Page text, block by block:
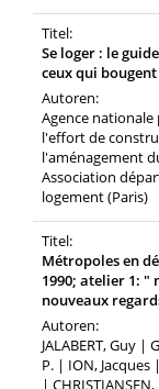
Titel:
Se loger : le
ceux qui bougent
Autoren:
Agence
l'effort de
l'aménagement
Association
logement (Paris)
Titel:
Métropoles en
1990; atelier 1:
nouveaux
Autoren:
JALABERT, Guy |
P. | ION, Jacques
|